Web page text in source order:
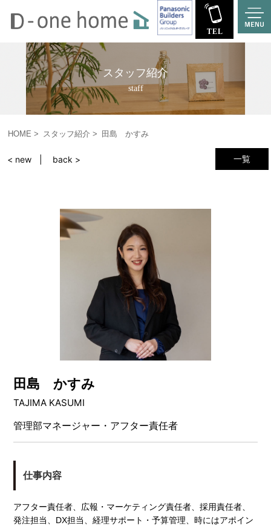
スタッフ紹介
staff
HOME スタッフ紹介 田島 かすみ
一覧
< new back >
田島 かすみ
TAJIMA KASUMI
管理部マネージャー・アフター責任者
仕事内容
アフター責任者、広報・マーケティング責任者、採用責任者、
発注担当、DX担当、経理サポート・予算管理、時にはアポイン